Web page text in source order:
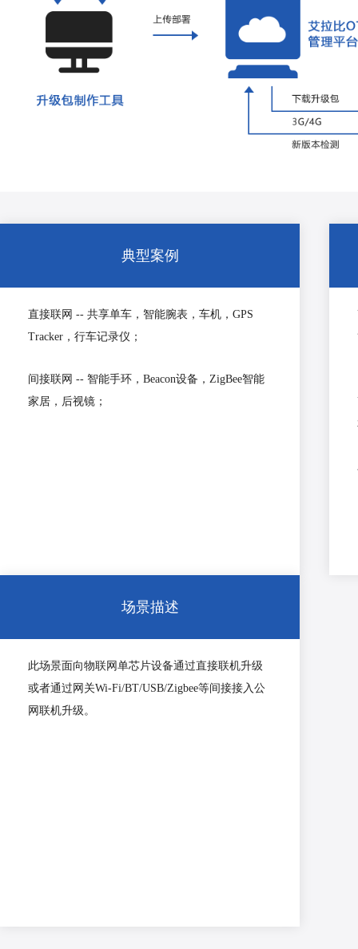
典型案例
直接联网 -- 共享单车，智能腕表，车机，GPS
Tracker，行车记录仪；
间接联网 -- 智能手环，Beacon设备，ZigBee智能
家居，后视镜；
场景描述
此场景面向物联网单芯片设备通过直接联机升级
或者通过网关Wi-Fi/BT/USB/Zigbee等间接接入公
网联机升级。